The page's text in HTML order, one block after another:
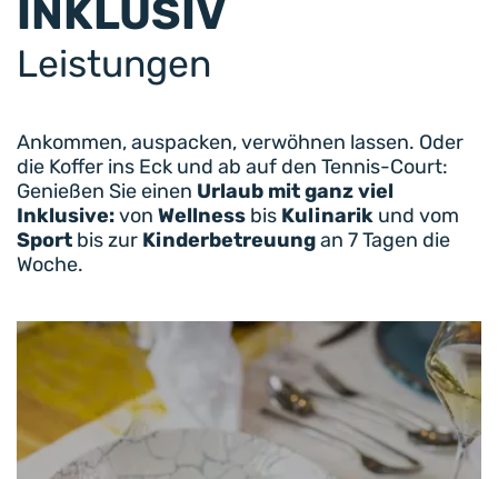
INKLUSIV
Leistungen
Ankommen, auspacken, verwöhnen lassen. Oder
die Koffer ins Eck und ab auf den Tennis-Court:
Genießen Sie einen Urlaub mit ganz viel
Inklusive:von Wellness bis Kulinarik und vom
Sport bis zur Kinderbetreuungan 7 Tagen die
Woche.